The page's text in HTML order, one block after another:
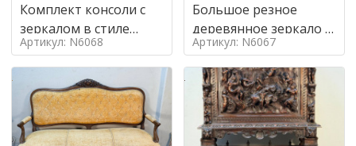
Комплект консоли с
зеркалом в стиле
ренессанс,
Артикул: N6068
Большое резное
деревянное зеркало с
золочением в стиле
Артикул: N6067